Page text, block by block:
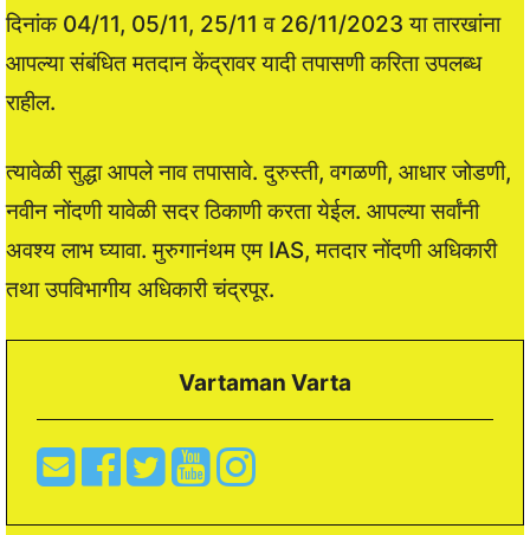
दिनांक 04/11, 05/11, 25/11 व 26/11/2023 या तारखांना
आपल्या संबंधित मतदान केंद्रावर यादी तपासणी करिता उपलब्ध
राहील.
त्यावेळी सुद्धा आपले नाव तपासावे. दुरुस्ती, वगळणी, आधार जोडणी,
नवीन नोंदणी यावेळी सदर ठिकाणी करता येईल. आपल्या सर्वांनी
अवश्य लाभ घ्यावा. मुरुगानंथम एम IAS, मतदार नोंदणी अधिकारी
तथा उपविभागीय अधिकारी चंद्रपूर.
Vartaman Varta